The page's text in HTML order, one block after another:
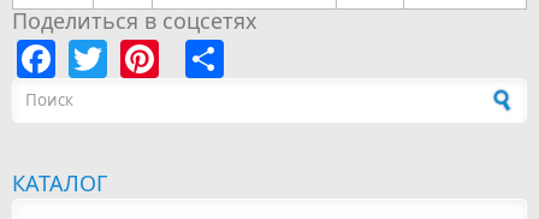
Поделиться в соцсетях
Facebook
TwitterPinterest
Форма поиска
КАТАЛОГ